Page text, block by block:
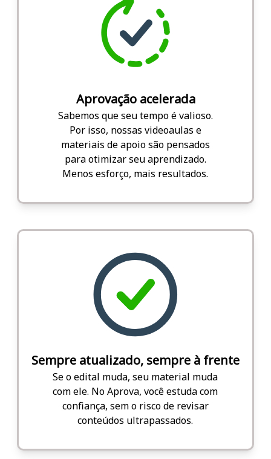
Aprovação acelerada
Sabemos que seu tempo é valioso.
Por isso, nossas videoaulas e
materiais de apoio são pensados
para otimizar seu aprendizado.
Menos esforço, mais resultados.
Sempre atualizado, sempre à frente
Se o edital muda, seu material muda
com ele. No Aprova, você estuda com
confiança, sem o risco de revisar
conteúdos ultrapassados.